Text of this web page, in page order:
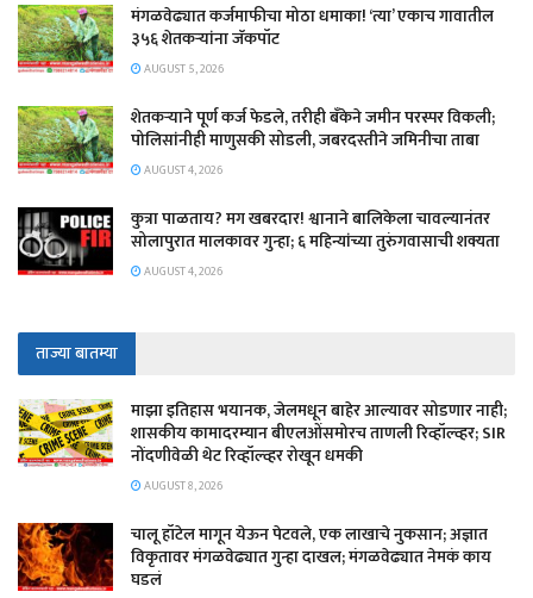
मंगळवेढ्यात कर्जमाफीचा मोठा धमाका! ‘त्या’ एकाच गावातील
३५६ शेतकऱ्यांना जॅकपॉट
AUGUST 5, 2026
शेतकऱ्याने पूर्ण कर्ज फेडले, तरीही बँकेने जमीन परस्पर विकली;
पोलिसांनीही माणुसकी सोडली, जबरदस्तीने जमिनीचा ताबा
AUGUST 4, 2026
कुत्रा पाळताय? मग खबरदार! श्वानाने बालिकेला चावल्यानंतर
सोलापुरात मालकावर गुन्हा; ६ महिन्यांच्या तुरुंगवासाची शक्यता
AUGUST 4, 2026
ताज्या बातम्या
माझा इतिहास भयानक, जेलमधून बाहेर आल्यावर सोडणार नाही;
शासकीय कामादरम्यान बीएलओंसमोरच ताणली रिव्हॉल्व्हर; SIR
नोंदणीवेळी थेट रिव्हॉल्व्हर रोखून धमकी
AUGUST 8, 2026
चालू हॉटेल मागून येऊन पेटवले, एक लाखाचे नुकसान; अज्ञात
विकृतावर मंगळवेढ्यात गुन्हा दाखल; मंगळवेढ्यात नेमकं काय
घडलं